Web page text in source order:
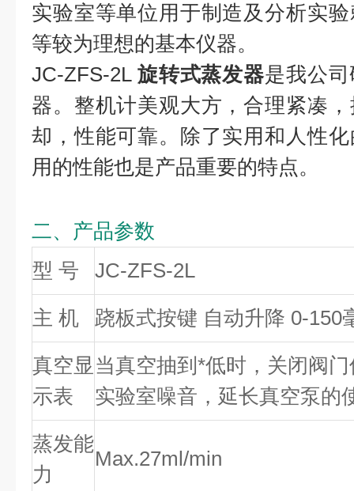
实验室等单位用于制造及分析实
等较为理想的基本仪器。
JC-ZFS-2L 旋转式蒸发器是我公
器。整机计美观大方，合理紧凑
却，性能可靠。除了实用和人性
用的性能也是产品重要的特点。
二、产品参数
型 号
JC-ZFS-2L
主 机
跷板式按键 自动升降 0-150
真空显
示表
当真空抽到*低时，关闭阀
实验室噪音，延长真空泵的
蒸发能
力
Max.27ml/min